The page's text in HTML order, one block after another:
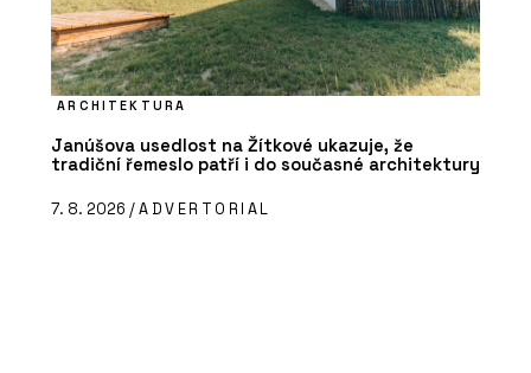
ARCHITEKTURA
Janúšova usedlost na Žítkové ukazuje, že
tradiční řemeslo patří i do současné architektury
7. 8. 2026 /ADVERTORIAL